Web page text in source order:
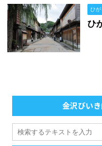
ひが
ひ
金沢びい